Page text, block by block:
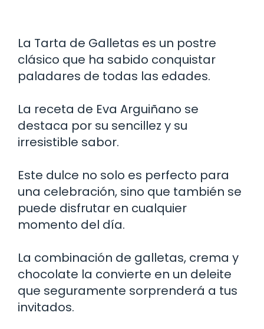
La Tarta de Galletas es un postre
clásico que ha sabido conquistar
paladares de todas las edades.
La receta de Eva Arguiñano se
destaca por su sencillez y su
irresistible sabor.
Este dulce no solo es perfecto para
una celebración, sino que también se
puede disfrutar en cualquier
momento del día.
La combinación de galletas, crema y
chocolate la convierte en un deleite
que seguramente sorprenderá a tus
invitados.